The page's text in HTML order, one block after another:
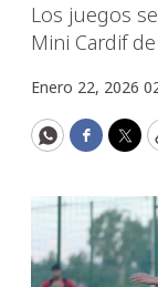
Los juegos
Mini Cardif
Enero 22, 2026
WhatsApp